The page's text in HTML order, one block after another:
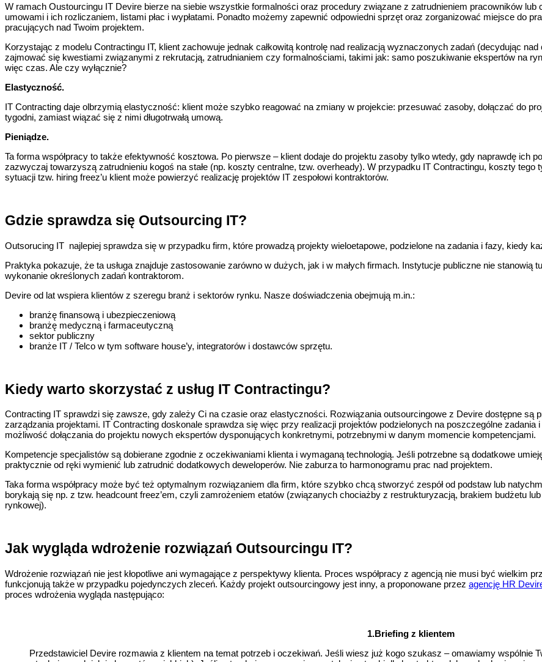
W ramach Oustourcingu IT Devire bierze na siebie wszystkie formalności oraz procedury związane z zatrudnieniem pracowników lub
umowami i ich rozliczaniem, listami płac i wypłatami. Ponadto możemy zapewnić odpowiedni sprzęt oraz zorganizować miejsce do
pracujących nad Twoim projektem.
Korzystając z modelu Contractingu IT, klient zachowuje jednak całkowitą kontrolę nad realizacją wyznaczonych zadań (decydując
zajmować się kwestiami związanymi z rekrutacją, zatrudnianiem czy formalnościami, takimi jak: samo poszukiwanie ekspertów na
więc czas. Ale czy wyłącznie?
Elastyczność.
IT Contracting daje olbrzymią elastyczność: klient może szybko reagować na zmiany w projekcie: przesuwać zasoby, dołączać do
tygodni, zamiast wiązać się z nimi długotrwałą umową.
Pieniądze.
Ta forma współpracy to także efektywność kosztowa. Po pierwsze – klient dodaje do projektu zasoby tylko wtedy, gdy naprawdę ich
zazwyczaj towarzyszą zatrudnieniu kogoś na stałe (np. koszty centralne, tzw. overheady). W przypadku IT Contractingu, koszty tego
sytuacji tzw. hiring freez’u klient może powierzyć realizację projektów IT zespołowi kontraktorów.
Gdzie sprawdza się Outsourcing IT?
Outsorucing IT najlepiej sprawdza się w przypadku firm, które prowadzą projekty wieloetapowe, podzielone na zadania i fazy, kiedy
Praktyka pokazuje, że ta usługa znajduje zastosowanie zarówno w dużych, jak i w małych firmach. Instytucje publiczne nie stanowią
wykonanie określonych zadań kontraktorom.
Devire od lat wspiera klientów z szeregu branż i sektorów rynku. Nasze doświadczenia obejmują m.in.:
branżę finansową i ubezpieczeniową
branżę medyczną i farmaceutyczną
sektor publiczny
branże IT / Telco w tym software house’y, integratorów i dostawców sprzętu.
Kiedy warto skorzystać z usług IT Contractingu?
Contracting IT sprawdzi się zawsze, gdy zależy Ci na czasie oraz elastyczności. Rozwiązania outsourcingowe z Devire dostępne są
zarządzania projektami. IT Contracting doskonale sprawdza się więc przy realizacji projektów podzielonych na poszczególne
możliwość dołączania do projektu nowych ekspertów dysponujących konkretnymi, potrzebnymi w danym momencie kompetencjami.
Kompetencje specjalistów są dobierane zgodnie z oczekiwaniami klienta i wymaganą technologią. Jeśli potrzebne są dodatkowe
praktycznie od ręki wymienić lub zatrudnić dodatkowych deweloperów. Nie zaburza to harmonogramu prac nad projektem.
Taka forma współpracy może być też optymalnym rozwiązaniem dla firm, które szybko chcą stworzyć zespół od podstaw lub
borykają się np. z tzw. headcount freez’em, czyli zamrożeniem etatów (związanych chociażby z restrukturyzacją, brakiem budżetu
rynkowej).
Jak wygląda wdrożenie rozwiązań Outsourcingu IT?
Wdrożenie rozwiązań nie jest kłopotliwe ani wymagające z perspektywy klienta. Proces współpracy z agencją nie musi być wielkim
funkcjonują także w przypadku pojedynczych zleceń. Każdy projekt outsourcingowy jest inny, a proponowane przez agencję HR
proces wdrożenia wygląda następująco:
1.Briefing z klientem
Przedstawiciel Devire rozmawia z klientem na temat potrzeb i oczekiwań. Jeśli wiesz już kogo szukasz – omawiamy wspólnie